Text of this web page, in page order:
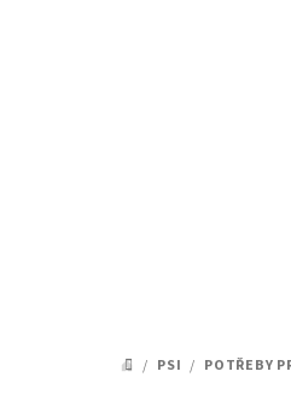
DOMŮ
/ PSI / POTŘEBY